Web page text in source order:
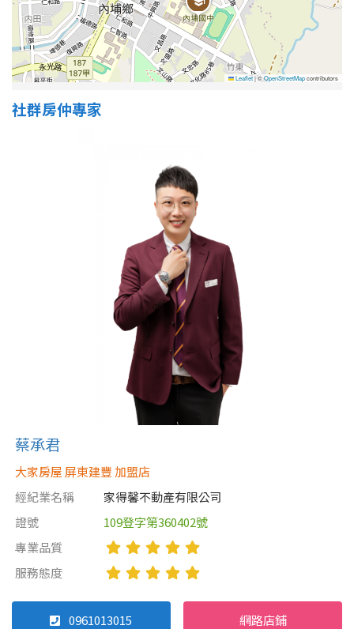
5~10樓 11~20樓
21樓以上
~ 樓
5房以上
5 年以下
10-20 年
20-30 年
40 年以上
售價
Leaflet|©OpenStreetMapcontributors
社群房仲專家
蔡承君
大家房屋 屏東建豐 加盟店
經紀業名稱
家得馨不動產有限公司
證號
109登字第360402號
專業品質
服務態度
0961013015 網路店鋪